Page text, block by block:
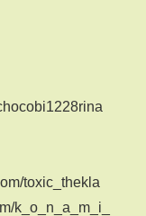
toxic_thekla